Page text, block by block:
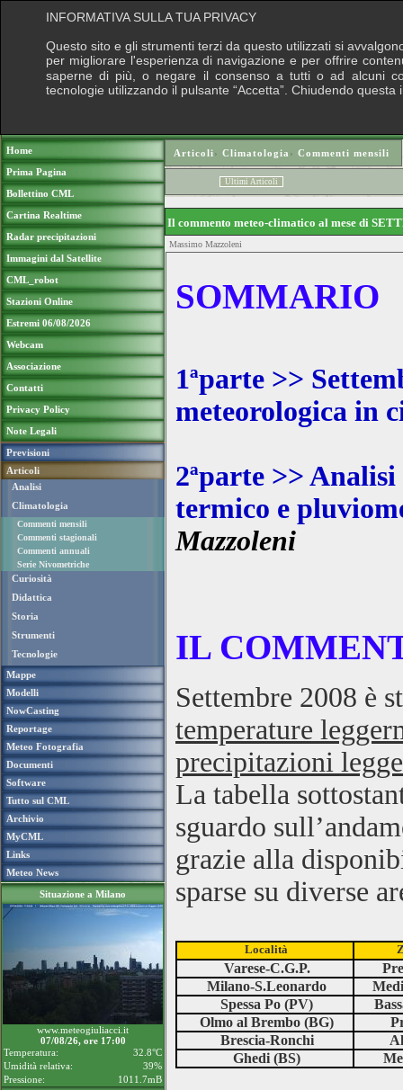
Home
Prima Pagina
Bollettino CML
Cartina Realtime
Radar precipitazioni
Immagini dal Satellite
CML_robot
Stazioni Online
Estremi 06/08/2026
Webcam
Associazione
Contatti
Privacy Policy
Note Legali
Previsioni
Articoli
Analisi
Climatologia
Commenti mensili
Commenti stagionali
Commenti annuali
Serie Nivometriche
Curiosità
Didattica
Storia
Strumenti
Tecnologie
Mappe
Modelli
NowCasting
Reportage
Meteo Fotografia
Documenti
Software
Tutto sul CML
Archivio
MyCML
Links
Meteo News
Situazione a Milano
www.meteogiuliacci.it
07/08/26, ore 17:00
Temperatura:
32.8°C
Umidità relativa:
39%
Pressione:
1011.7mB
Articoli› Climatologia › Commenti mensili
Ultimi Articoli
Il commento meteo-climatico al mese di
Massimo Mazzoleni
SOMMARIO
1ªparte >>
meteorologica in
2ªparte >>
termico e
Mazzoleni
IL
Settembre 2008 è
temperature
precipitazioni
La tabella
sguardo
grazie alla
sparse su diverse
Località
Varese-C.G.P.
Milano-S.Leonardo
Spessa Po (PV)
Olmo al Brembo (BG)
Brescia-Ronchi
Ghedi (BS)
INFORMATIVA SULLA TUA PRIVACY
Questo sito e gli strumenti terzi da questo utilizzati si
per migliorare l'esperienza di navigazione e per offrire
saperne di più, o negare il consenso a tutti o ad alcuni
tecnologie utilizzando il pulsante “Accetta”. Chiudendo